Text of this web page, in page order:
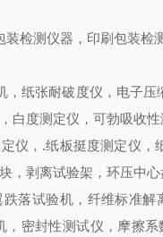
检测仪器，印刷包装检
，纸张耐破度仪，电子
白度测定仪，可勃吸收
仪，.纸板挺度测定仪
，剥离试验架，环压中
落试验机，纤维标准
，密封性测试仪，摩擦